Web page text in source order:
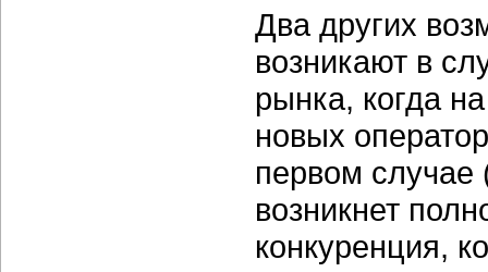
Два других
возникают в
рынка, когда
новых
первом случае
возникнет
конкуренция,